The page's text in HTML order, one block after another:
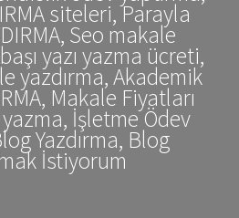
siteleri, Parayla
Seo makale
yazı yazma ücreti,
yazdırma, Akademik
Makale Fiyatları
İşletme Ödev
Yazdırma, Blog
İstiyorum